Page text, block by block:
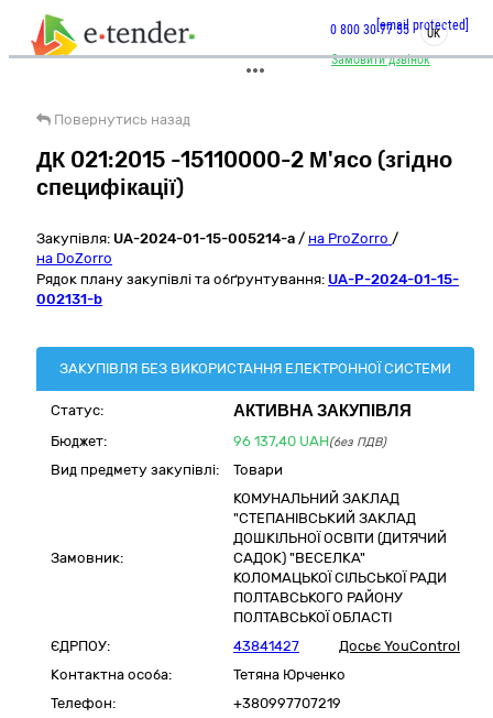
Замовити дзвінок
0 800 30 77 55[email protected]
UK
Повернутись назад
ДК 021:2015 -15110000-2 М'ясо (згідно
специфікації)
Закупівля: UA-2024-01-15-005214-a / на ProZorro /
на DoZorro
Рядок плану закупівлі та обґрунтування: UA-P-2024-01-15-
002131-b
ЗАКУПІВЛЯ БЕЗ ВИКОРИСТАННЯ ЕЛЕКТРОННОЇ СИСТЕМИ
Статус: АКТИВНА ЗАКУПІВЛЯ
Бюджет: 96 137,40 UAH(без ПДВ)
Вид предмету закупівлі: Товари
Замовник:
КОМУНАЛЬНИЙ ЗАКЛАД
"СТЕПАНІВСЬКИЙ ЗАКЛАД
ДОШКІЛЬНОЇ ОСВІТИ (ДИТЯЧИЙ
САДОК) "ВЕСЕЛКА"
КОЛОМАЦЬКОЇ СІЛЬСЬКОЇ РАДИ
ПОЛТАВСЬКОГО РАЙОНУ
ПОЛТАВСЬКОЇ ОБЛАСТІ
ЄДРПОУ:
43841427
Досьє YouControl
Контактна особа:
Тетяна Юрченко
Телефон:
+380997707219